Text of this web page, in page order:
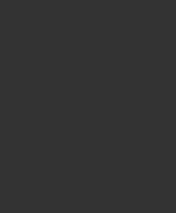
トパンツ